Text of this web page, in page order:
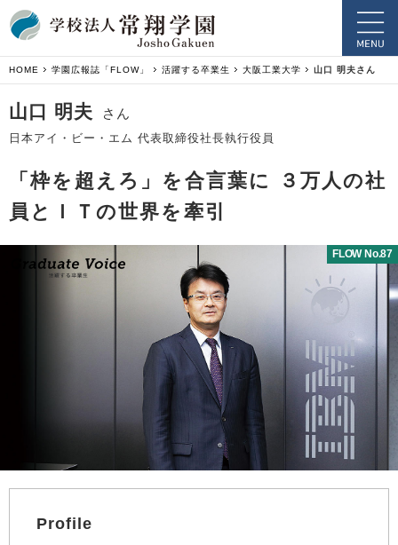
HOME 学園広報誌「FLOW」 活躍する卒業生 大阪工業大学 山口 明夫さん
山口 明夫 さん
日本アイ・ビー・エム 代表取締役社長執行役員
「枠を超えろ」を合言葉に ３万人の社
員とＩＴの世界を牽引
FLOW No.87
Profile